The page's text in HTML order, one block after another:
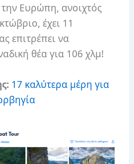
Ευρώπη, ανοιχτός
έχει 11
επιτρέπει να
θέα για 106 χλμ!
17 καλύτερα μέρη για